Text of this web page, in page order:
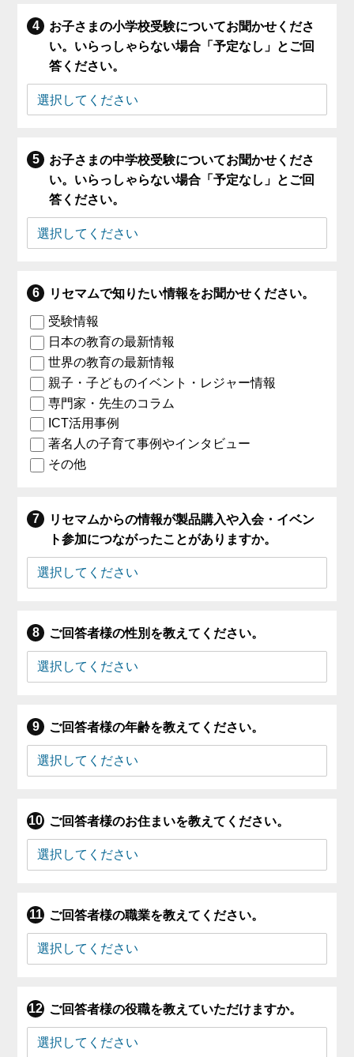
お子さまの小学校受験についてお聞かせくださ
い。いらっしゃらない場合「予定なし」とご回
答ください。
お子さまの中学校受験についてお聞かせくださ
い。いらっしゃらない場合「予定なし」とご回
答ください。
リセマムで知りたい情報をお聞かせください。
受験情報
日本の教育の最新情報
世界の教育の最新情報
親子・子どものイベント・レジャー情報
専門家・先生のコラム
ICT活用事例
著名人の子育て事例やインタビュー
その他
リセマムからの情報が製品購入や入会・イベン
ト参加につながったことがありますか。
ご回答者様の性別を教えてください。
ご回答者様の年齢を教えてください。
ご回答者様のお住まいを教えてください。
ご回答者様の職業を教えてください。
ご回答者様の役職を教えていただけますか。